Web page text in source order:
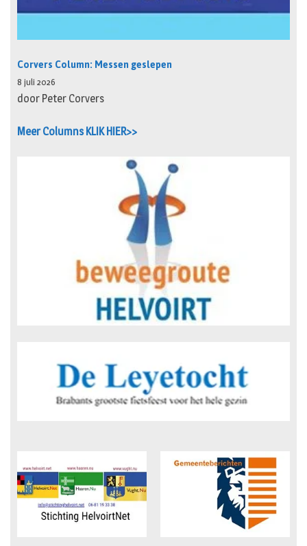
Corvers Column: Messen geslepen
8 juli 2026
door Peter Corvers
Meer Columns KLIK HIER>>